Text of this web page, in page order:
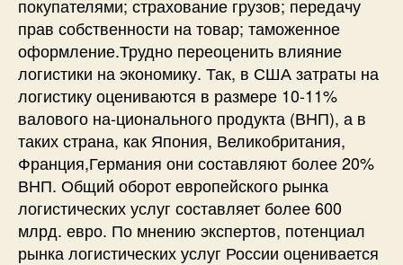
покупателями; страхование грузов; передачу
прав собственности на товар; таможенное
оформление.Трудно переоценить влияние
логистики на экономику. Так, в США затраты на
логистику оцениваются в размере 10-11%
валового на-ционального продукта (ВНП), а в
таких страна, как Япония, Великобритания,
Франция,Германия они составляют более 20%
ВНП. Общий оборот европейского рынка
логистических услуг составляет более 600
млрд. евро. По мнению экспертов, потенциал
рынка логистических услуг России оценивается